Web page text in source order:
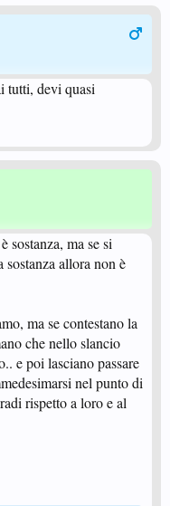
tutti, devi quasi
sostanza, ma se si
sostanza allora non è
ma se contestano la
che nello slancio
e poi lasciano passare
nel punto di
rispetto a loro e al